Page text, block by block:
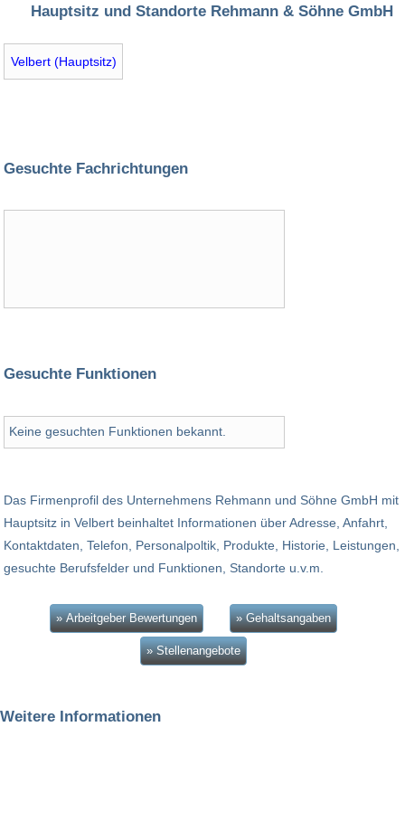
Hauptsitz und Standorte Rehmann & Söhne GmbH
Velbert (Hauptsitz)
Gesuchte Fachrichtungen
Gesuchte Funktionen
Keine gesuchten Funktionen bekannt.
Das Firmenprofil des Unternehmens Rehmann und Söhne GmbH mit
Hauptsitz in Velbert beinhaltet Informationen über Adresse, Anfahrt,
Kontaktdaten, Telefon, Personalpoltik, Produkte, Historie, Leistungen,
gesuchte Berufsfelder und Funktionen, Standorte u.v.m.
» Arbeitgeber Bewertungen » Gehaltsangaben
» Stellenangebote
Weitere Informationen